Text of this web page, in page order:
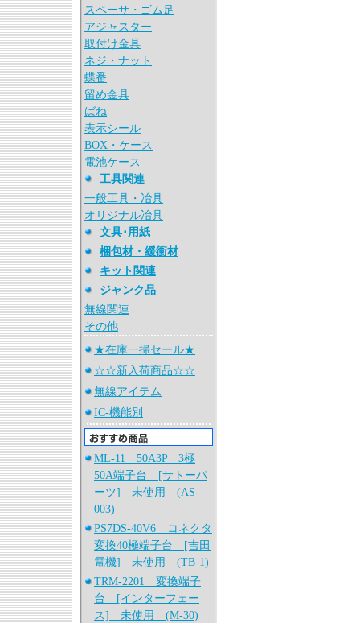
スペーサ・ゴム足
アジャスター
取付け金具
ネジ・ナット
蝶番
留め金具
ばね
表示シール
BOX・ケース
電池ケース
工具関連
一般工具・冶具
オリジナル冶具
文具･用紙
梱包材・緩衝材
キット関連
ジャンク品
無線関連
その他
★在庫一掃セール★
☆☆新入荷商品☆☆
無線アイテム
IC-機能別
ML-11 50A3P 3極
50A端子台 [サトーパ
ーツ] 未使用 (AS-
003)
PS7DS-40V6 コネクタ
変換40極端子台 [吉田
電機] 未使用 (TB-1)
TRM-2201 変換端子
台 [インターフェー
ス] 未使用 (M-30)